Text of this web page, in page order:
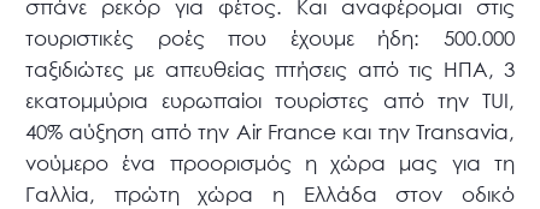
σπάνε ρεκόρ για φέτος. Και αναφέρομαι στις
τουριστικές ροές που έχουμε ήδη: 500.000
ταξιδιώτες με απευθείας πτήσεις από τις ΗΠΑ, 3
εκατομμύρια ευρωπαίοι τουρίστες από την TUI,
40% αύξηση από την Air France και την Transavia,
νούμερο ένα προορισμός η χώρα μας για τη
Γαλλία, πρώτη χώρα η Ελλάδα στον οδικό